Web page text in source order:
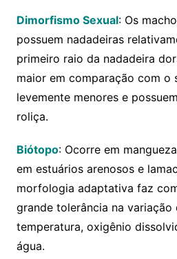
Dimorfismo Sexual: Os
possuem nadadeiras
primeiro raio da nadadeira
maior em comparação com o
levemente menores e
roliça.
Biótopo: Ocorre em
em estuários arenosos e
morfologia adaptativa faz
grande tolerância na variação
temperatura, oxigênio
água.